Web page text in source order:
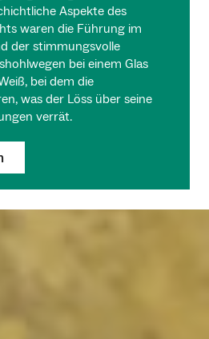
Aspekte des
waren die Führung im
der stimmungsvolle
bei einem Glas
bei dem die
was der Löss über seine
verrät.